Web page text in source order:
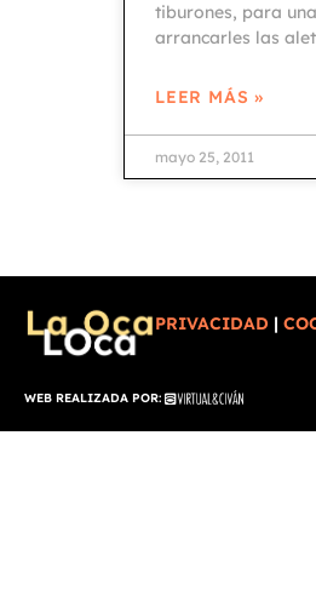
tiburones, para
arrancarles las
LEER MÁS »
mayo 25, 2011
PRIVACIDAD |
WEB REALIZADA POR: